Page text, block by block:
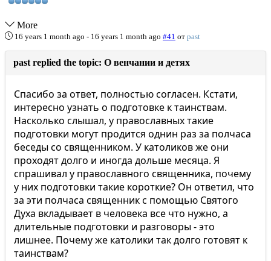
More
16 years 1 month ago - 16 years 1 month ago #41 от past
past replied the topic: О венчании и детях
Спасибо за ответ, полностью согласен. Кстати,
интересно узнать о подготовке к таинствам.
Насколько слышал, у православных такие
подготовки могут продится однин раз за полчаса
беседы со священником. У католиков же они
проходят долго и иногда дольше месяца. Я
спрашивал у православного священника, почему
у них подготовки такие короткие? Он ответил, что
за эти полчаса священник с помощью Святого
Духа вкладывает в человека все что нужно, а
длительные подготовки и разговоры - это
лишнее. Почему же католики так долго готовят к
таинствам?